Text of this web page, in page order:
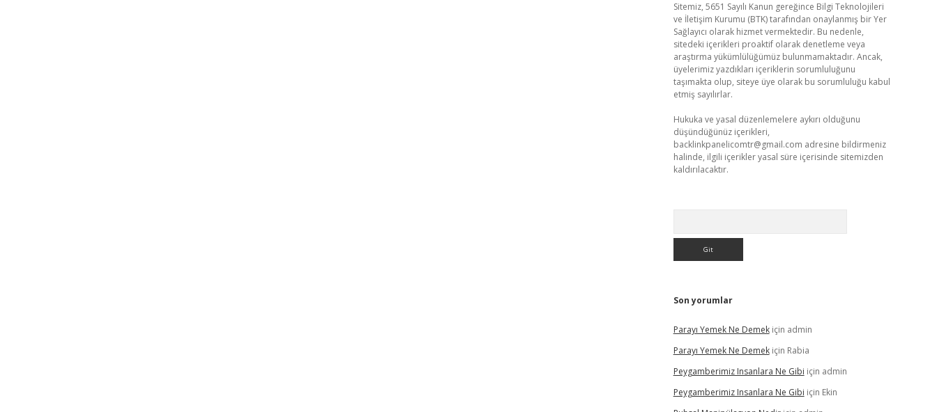
Sitemiz, 5651 Sayılı Kanun gereğince Bilgi Teknolojileri
ve İletişim Kurumu (BTK) tarafından onaylanmış bir Yer
Sağlayıcı olarak hizmet vermektedir. Bu nedenle,
sitedeki içerikleri proaktif olarak denetleme veya
araştırma yükümlülüğümüz bulunmamaktadır. Ancak,
üyelerimiz yazdıkları içeriklerin sorumluluğunu
taşımakta olup, siteye üye olarak bu sorumluluğu kabul
etmiş sayılırlar.
Hukuka ve yasal düzenlemelere aykırı olduğunu
düşündüğünüz içerikleri,
backlinkpanelicomtr@gmail.com adresine bildirmeniz
halinde, ilgili içerikler yasal süre içerisinde sitemizden
kaldırılacaktır.
Son yorumlar
Parayı Yemek Ne Demekiçin admin
Parayı Yemek Ne Demekiçin Rabia
Peygamberimiz Insanlara Ne Gibi için admin
Peygamberimiz Insanlara Ne Gibi için Ekin